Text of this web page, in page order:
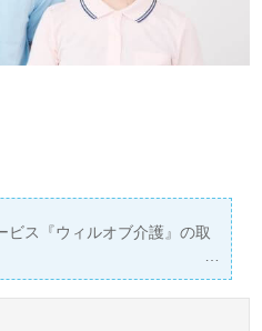
ビス『ウィルオブ介護』の取
ください♪
をサポートいたします。